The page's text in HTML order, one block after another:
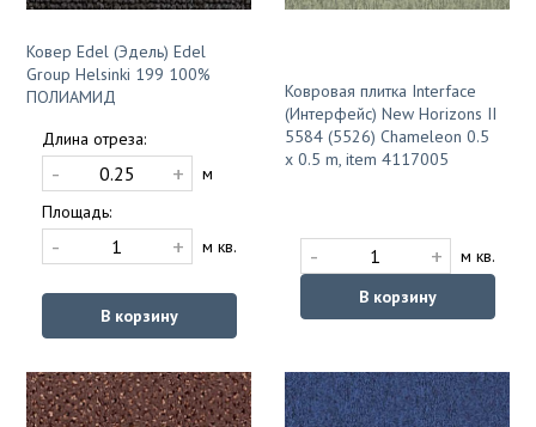
Ковер Edel (Эдель) Edel
Group Helsinki 199 100%
ПОЛИАМИД
Длина отреза:
- +
м
Площадь:
- + м кв.
В корзину
Ковровая плитка Interface
(Интерфейс) New Horizons II
5584 (5526) Chameleon 0.5
x 0.5 m, item 4117005
- +
м кв.
В корзину